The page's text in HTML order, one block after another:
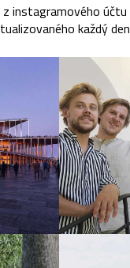
instagramového účtu
každý den